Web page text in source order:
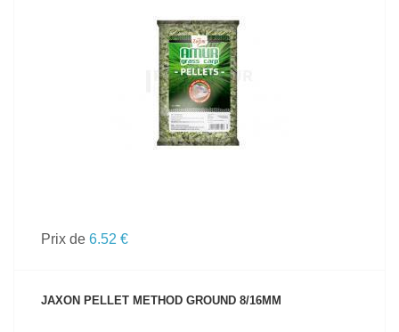
VOIR LE PRODUIT
Prix de 6.52 €
JAXON PELLET METHOD GROUND 8/16MM